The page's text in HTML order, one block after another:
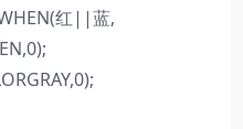
红||蓝,